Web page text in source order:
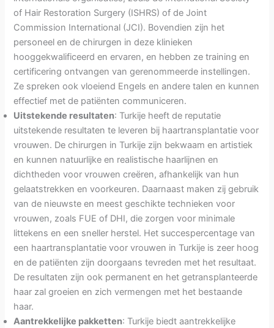
of Hair Restoration Surgery (ISHRS) of de Joint
Commission International (JCI). Bovendien zijn het
personeel en de chirurgen in deze klinieken
hooggekwalificeerd en ervaren, en hebben ze training en
certificering ontvangen van gerenommeerde instellingen.
Ze spreken ook vloeiend Engels en andere talen en kunnen
effectief met de patiënten communiceren.
Uitstekende resultaten: Turkije heeft de reputatie
uitstekende resultaten te leveren bij haartransplantatie voor
vrouwen. De chirurgen in Turkije zijn bekwaam en artistiek
en kunnen natuurlijke en realistische haarlijnen en
dichtheden voor vrouwen creëren, afhankelijk van hun
gelaatstrekken en voorkeuren. Daarnaast maken zij gebruik
van de nieuwste en meest geschikte technieken voor
vrouwen, zoals FUE of DHI, die zorgen voor minimale
littekens en een sneller herstel. Het succespercentage van
een haartransplantatie voor vrouwen in Turkije is zeer hoog
en de patiënten zijn doorgaans tevreden met het resultaat.
De resultaten zijn ook permanent en het getransplanteerde
haar zal groeien en zich vermengen met het bestaande
haar.
Aantrekkelijke pakketten: Turkije biedt aantrekkelijke